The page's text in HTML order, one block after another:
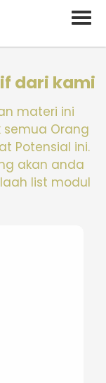
dari kami
materi ini
semua Orang
Potensial ini.
akan anda
list modul